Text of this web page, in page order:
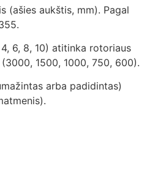
(ašies aukštis, mm). Pagal
6, 8, 10) atitinka rotoriaus
1500, 1000, 750, 600).
arba padidintas)